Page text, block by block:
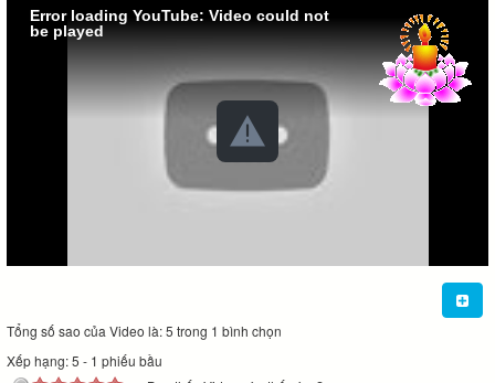
Error loading YouTube: Video could not
be played
Tổng số sao của Video là: 5 trong 1 bình chọn
Xếp hạng:5 - 1 phiếu bầu